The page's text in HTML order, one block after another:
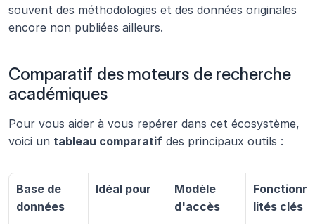
souvent des méthodologies et des données originales
encore non publiées ailleurs.
Comparatif des moteurs de recherche
académiques
Pour vous aider à vous repérer dans cet écosystème,
voici un tableau comparatif des principaux outils :
Base de
données
Idéal pour
Modèle
d'accès
lités clés